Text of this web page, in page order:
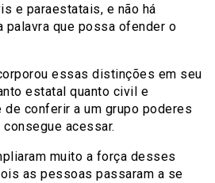
e paraestatais, e não há
palavra que possa ofender o
essas distinções em seu
estatal quanto civil e
conferir a um grupo poderes
acessar.
muito a força desses
as pessoas passaram a se